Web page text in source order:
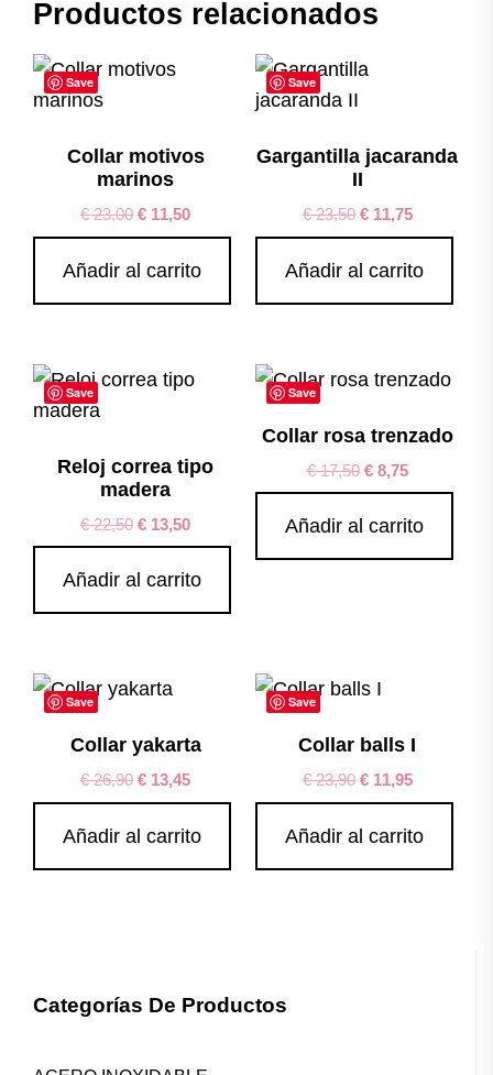
Productos relacionados
Save
Collar motivos
marinos
€23,00 € 11,50
Añadir al carrito
Save
Gargantilla jacaranda
II
€23,50 €11,75
Añadir al carrito
Save
Reloj correa tipo
madera
€22,50 € 13,50
Añadir al carrito
Save
Collar rosa trenzado
€17,50 €8,75
Añadir al carrito
Save
Collar yakarta
€26,90 € 13,45
Añadir al carrito
Save
Collar balls I
€23,90 €11,95
Añadir al carrito
Categorías De Productos